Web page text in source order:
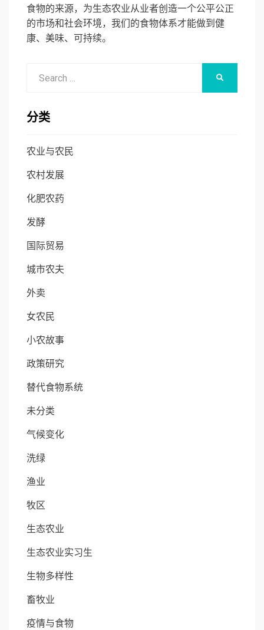
食物的来源，为生态农业从业者创造一个公平公正
的市场和社会环境，我们的食物体系才能做到健
康、美味、可持续。
分类
农业与农民
农村发展
化肥农药
发酵
国际贸易
城市农夫
外卖
女农民
小农故事
政策研究
替代食物系统
未分类
气候变化
洗绿
渔业
牧区
生态农业
生态农业实习生
生物多样性
畜牧业
疫情与食物